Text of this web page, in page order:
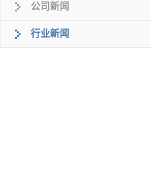
公司新闻
行业新闻